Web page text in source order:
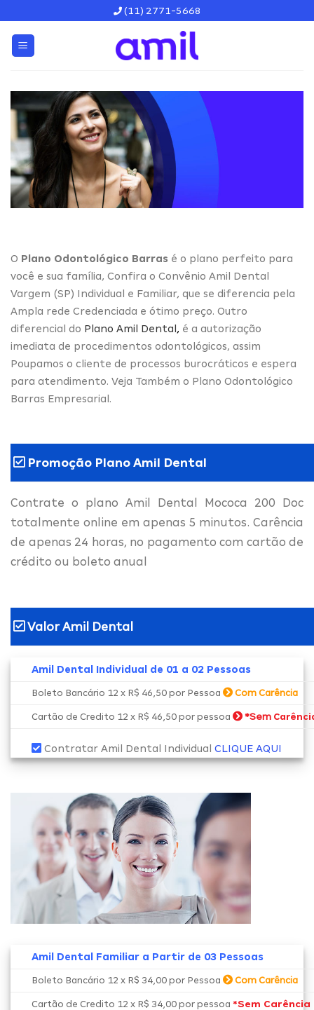
content
(11) 2771-5668
O Plano Odontológico Barras é o plano perfeito para
você e sua família, Confira o Convênio Amil Dental
Vargem (SP) Individual e Familiar, que se diferencia pela
Ampla rede Credenciada e ótimo preço. Outro
diferencial do Plano Amil Dental , é a autorização
imediata de procedimentos odontológicos, assim
Poupamos o cliente de processos burocráticos e espera
para atendimento. Veja Também o Plano Odontológico
Barras Empresarial.
Promoção Plano Amil Dental
Contrate o plano Amil Dental Mococa 200 Doc
totalmente online em apenas 5 minutos. Carência
de apenas 24 horas, no pagamento com cartão de
crédito ou boleto anual
Valor Amil Dental
Amil Dental Individual de 01 a 02 Pessoas
Boleto Bancário 12 x R$ 46,50 por Pessoa Com Carência
Cartão de Credito 12 x R$ 46,50 por pessoa *Sem
Contratar Amil Dental Individual CLIQUE AQUI
Amil Dental Familiar a Partir de 03 Pessoas
Boleto Bancário 12 x R$ 34,00 por Pessoa Com Carência
Cartão de Credito 12 x R$ 34,00 por pessoa *Sem Carência